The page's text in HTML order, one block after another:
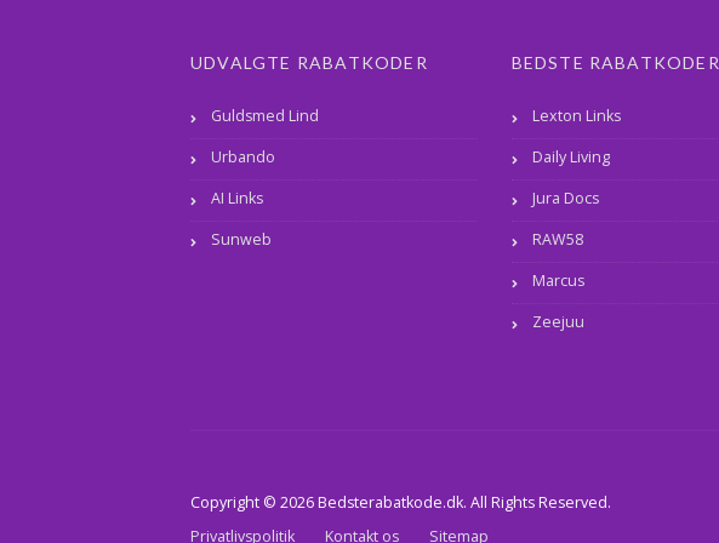
UDVALGTE RABATKODER
Guldsmed Lind
Urbando
AI Links
Sunweb
BEDSTE RABATKODER
Lexton Links
Daily Living
Jura Docs
RAW58
Marcus
Zeejuu
Copyright © 2026 Bedsterabatkode.dk. All Rights Reserved.
Privatlivspolitik
Kontakt os Sitemap